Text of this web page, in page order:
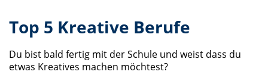
Top 5 Kreative Berufe
Du bist bald fertig mit der Schule und weist dass du
etwas Kreatives machen möchtest?